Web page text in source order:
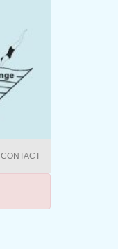
CONTACT